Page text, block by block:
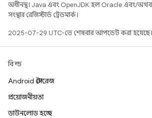
অধীনস্থ। Java এবং OpenJDK হল Oracle এবং/
সংস্থার রেজিস্টার্ড ট্রেডমার্ক।
2025-07-29 UTC-তে শেষবার আপডেট করা হয়েছে।
বিল্ড
Android স্টোরেজ
প্রয়োজনীয়তা
ডাউনলোড হচ্ছে